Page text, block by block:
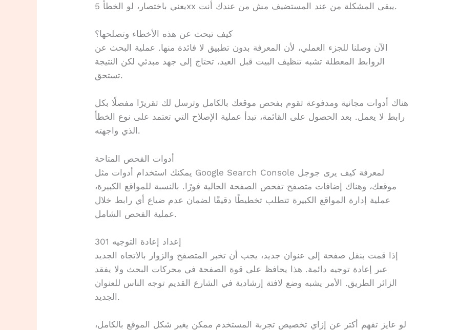
يعني باختصار، لو الخطأ 5xx يبقى المشكلة من عند المستضيف مش من عندك أنت.
كيف تبحث عن هذه الأخطاء وتصلحها؟
الآن وصلنا للجزء العملي، لأن المعرفة بدون تطبيق لا فائدة منها. عملية البحث عن
الروابط المعطلة تشبه تنظيف البيت قبل العيد، تحتاج إلى جهد مبدئي لكن النتيجة
تستحق.
هناك أدوات مجانية ومدفوعة تقوم بفحص موقعك بالكامل وترسل لك تقريرًا مفصلًا بكل
رابط لا يعمل. بعد الحصول على القائمة، تبدأ عملية الإصلاح التي تعتمد على نوع الخطأ
الذي واجهته.
أدوات الفحص المتاحة
يمكنك استخدام أدوات مثل Google Search Console لمعرفة كيف يرى جوجل
موقعك، وهناك إضافات متصفح تفحص الصفحة الحالية فورًا. بالنسبة للمواقع الكبيرة،
عملية إدارة المواقع الكبيرة تتطلب تخطيطًا دقيقًا لضمان عدم ضياع أي رابط خلال
عملية الفحص الشامل.
إعداد إعادة التوجيه 301
إذا قمت بنقل صفحة إلى عنوان جديد، يجب أن تخبر المتصفح والزوار بالاتجاه الجديد
عبر إعادة توجيه دائمة. هذا يحافظ على قوة الصفحة في محركات البحث ولا يفقد
الزائر الطريق. الأمر يشبه وضع لافتة إرشادية في الشارع القديم توجه الناس للعنوان
الجديد.
لو عايز تفهم أكتر عن إزاي تخصيص تجربة المستخدم ممكن يغير شكل الموقع بالكامل،